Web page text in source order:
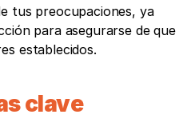
tus preocupaciones, ya
para asegurarse de que
establecidos.
clave